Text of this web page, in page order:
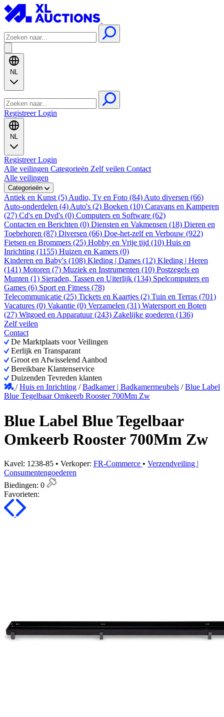
NL
RegistreerLogin
NL
RegistreerLogin
Alle veilingen Categorieën Zelf veilen Contact
Alle veilingen
Categorieën
Antiek en Kunst (5) Audio, Tv en Foto (84) Auto diversen (66)
Auto-onderdelen (4) Auto's (2) Boeken (10) Caravans en Kamperen
(27) Cd's en Dvd's (0) Computers en Software (62)
Contacten en Berichten (0) Diensten en Vakmensen (18) Dieren en
Toebehoren (87) Diversen (66) Doe-het-zelf en Verbouw (922)
Fietsen en Brommers (25) Hobby en Vrije tijd (10) Huis en
Inrichting (1155) Huizen en Kamers (0)
Kinderen en Baby's (108) Kleding | Dames (12) Kleding | Heren
(141) Motoren (7) Muziek en Instrumenten (10) Postzegels en
Munten (1) Sieraden, Tassen en Uiterlijk (134) Spelcomputers en
Games (6) Sport en Fitness (78)
Telecommunicatie (25) Tickets en Kaartjes (2) Tuin en Terras (701)
Vacatures (0) Vakantie (0) Verzamelen (31) Watersport en Boten
(27) Witgoed en Apparatuur (243) Zakelijke goederen (136)
Zelf veilen
Contact
De Marktplaats voor Veilingen
Eerlijk en Transparant
Groot en Afwisselend Aanbod
Bereikbare Klantenservice
Duizenden Tevreden klanten
/Huis en Inrichting /Badkamer | Badkamermeubels /Blue Label
Blue Tegelbaar Omkeerb Rooster 700Mm Zw
Blue Label Blue Tegelbaar
Omkeerb Rooster 700Mm Zw
Kavel: 1238-85 • Verkoper: FR-Commerce • Verzendveiling |
Consumentengoederen
Biedingen: 0
Favorieten: